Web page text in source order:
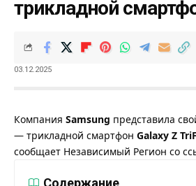
трикладной
03.12.2025
Компания Samsung представила
— трикладной смартфон Galaxy Z
сообщает Независимый Регион со
Содержание